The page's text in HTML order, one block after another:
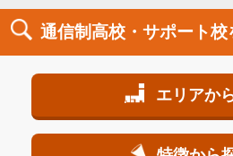
通信制高校・サポート校
エリアか